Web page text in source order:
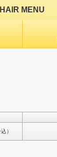
HAIR MENU
）